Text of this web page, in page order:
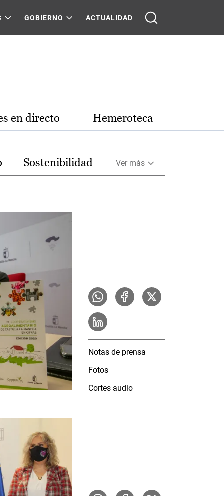
GOBIERNO ACTUALIDAD
en directo Hemeroteca
Sostenibilidad Ver más
Notas de prensa
Fotos
Cortes audio